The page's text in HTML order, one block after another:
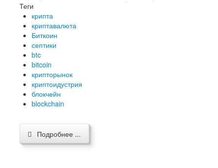
Теги
крипта
криптавалюта
Биткоин
септики
btc
bitcoin
крипторынок
криптоидустрия
блокчейн
blockchain
Подробнее ...